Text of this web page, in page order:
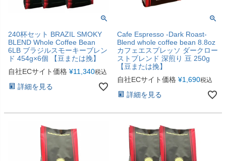
240杯セット BRAZIL SMOKY
BLEND Whole Coffee Bean
6LB ブラジルスモーキーブレン
ド 454g×6個 【豆または挽】
自社ECサイト価格 ¥11,340税込
詳細を見る
Cafe Espresso -Dark Roast-
Blend whole coffee bean 8.8oz
カフェエスプレッソ ダークロー
ストブレンド 深煎り 豆 250g
【豆または挽】
自社ECサイト価格 ¥1,690税込
詳細を見る